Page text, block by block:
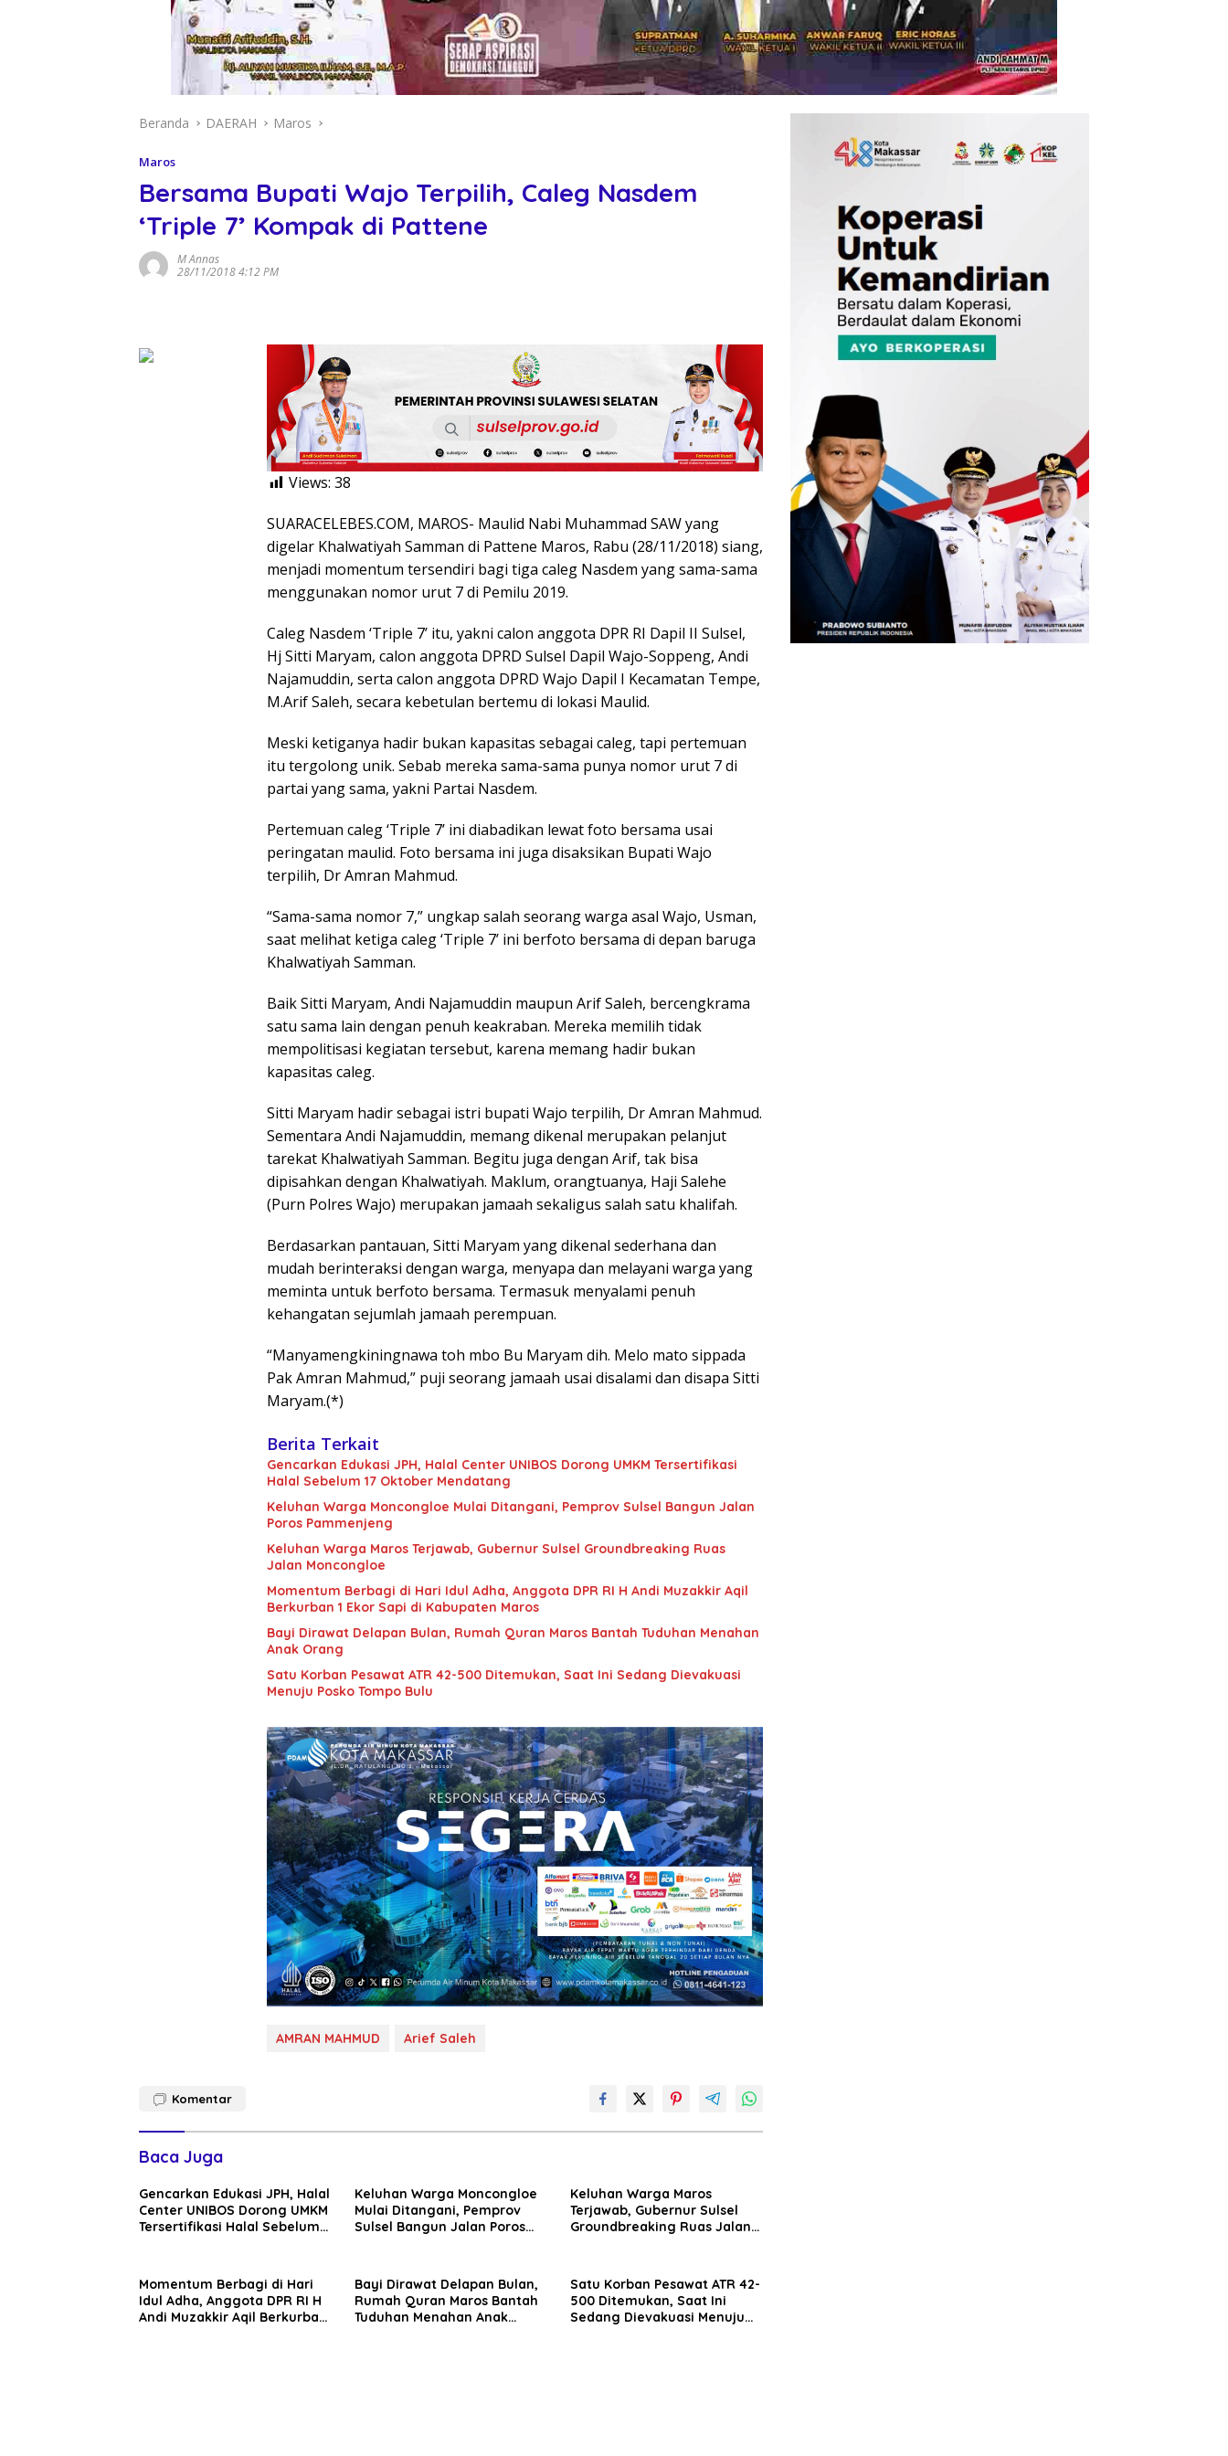
Beranda DAERAH Maros
Maros
Bersama Bupati Wajo Terpilih, Caleg Nasdem
‘Triple 7’ Kompak di Pattene
M Annas
28/11/2018 4:12 PM
Views: 38
SUARACELEBES.COM, MAROS- Maulid Nabi Muhammad SAW yang
digelar Khalwatiyah Samman di Pattene Maros, Rabu (28/11/2018) siang,
menjadi momentum tersendiri bagi tiga caleg Nasdem yang sama-sama
menggunakan nomor urut 7 di Pemilu 2019.
Caleg Nasdem ‘Triple 7’ itu, yakni calon anggota DPR RI Dapil II Sulsel,
Hj Sitti Maryam, calon anggota DPRD Sulsel Dapil Wajo-Soppeng, Andi
Najamuddin, serta calon anggota DPRD Wajo Dapil I Kecamatan Tempe,
M.Arif Saleh, secara kebetulan bertemu di lokasi Maulid.
Meski ketiganya hadir bukan kapasitas sebagai caleg, tapi pertemuan
itu tergolong unik. Sebab mereka sama-sama punya nomor urut 7 di
partai yang sama, yakni Partai Nasdem.
Pertemuan caleg ‘Triple 7’ ini diabadikan lewat foto bersama usai
peringatan maulid. Foto bersama ini juga disaksikan Bupati Wajo
terpilih, Dr Amran Mahmud.
“Sama-sama nomor 7,” ungkap salah seorang warga asal Wajo, Usman,
saat melihat ketiga caleg ‘Triple 7’ ini berfoto bersama di depan baruga
Khalwatiyah Samman.
Baik Sitti Maryam, Andi Najamuddin maupun Arif Saleh, bercengkrama
satu sama lain dengan penuh keakraban. Mereka memilih tidak
mempolitisasi kegiatan tersebut, karena memang hadir bukan
kapasitas caleg.
Sitti Maryam hadir sebagai istri bupati Wajo terpilih, Dr Amran Mahmud.
Sementara Andi Najamuddin, memang dikenal merupakan pelanjut
tarekat Khalwatiyah Samman. Begitu juga dengan Arif, tak bisa
dipisahkan dengan Khalwatiyah. Maklum, orangtuanya, Haji Salehe
(Purn Polres Wajo) merupakan jamaah sekaligus salah satu khalifah.
Berdasarkan pantauan, Sitti Maryam yang dikenal sederhana dan
mudah berinteraksi dengan warga, menyapa dan melayani warga yang
meminta untuk berfoto bersama. Termasuk menyalami penuh
kehangatan sejumlah jamaah perempuan.
“Manyamengkiningnawa toh mbo Bu Maryam dih. Melo mato sippada
Pak Amran Mahmud,” puji seorang jamaah usai disalami dan disapa Sitti
Maryam.(*)
Berita Terkait
Gencarkan Edukasi JPH, Halal Center UNIBOS Dorong UMKM Tersertifikasi
Halal Sebelum 17 Oktober Mendatang
Keluhan Warga Moncongloe Mulai Ditangani, Pemprov Sulsel Bangun Jalan
Poros Pammenjeng
Keluhan Warga Maros Terjawab, Gubernur Sulsel Groundbreaking Ruas
Jalan Moncongloe
Momentum Berbagi di Hari Idul Adha, Anggota DPR RI H Andi Muzakkir Aqil
Berkurban 1 Ekor Sapi di Kabupaten Maros
Bayi Dirawat Delapan Bulan, Rumah Quran Maros Bantah Tuduhan Menahan
Anak Orang
Satu Korban Pesawat ATR 42-500 Ditemukan, Saat Ini Sedang Dievakuasi
Menuju Posko Tompo Bulu
AMRAN MAHMUD Arief Saleh
Komentar
Baca Juga
Gencarkan Edukasi JPH, Halal
Center UNIBOS Dorong UMKM
Tersertifikasi Halal Sebelum
Keluhan Warga Moncongloe
Mulai Ditangani, Pemprov
Sulsel Bangun Jalan Poros
Keluhan Warga Maros
Terjawab, Gubernur Sulsel
Groundbreaking Ruas Jalan
Momentum Berbagi di Hari
Idul Adha, Anggota DPR RI H
Andi Muzakkir Aqil Berkurban
Bayi Dirawat Delapan Bulan,
Rumah Quran Maros Bantah
Tuduhan Menahan Anak
Satu Korban Pesawat ATR 42-
500 Ditemukan, Saat Ini
Sedang Dievakuasi Menuju